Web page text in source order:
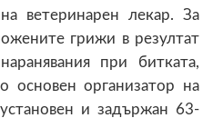
ветеринарен лекар. За
грижи в резултат
при битката,
основен организатор на
и задържан 63-